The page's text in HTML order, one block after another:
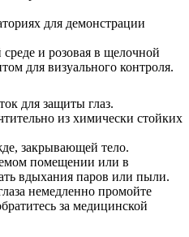
для демонстрации
и розовая в щелочной
для визуального контроля.
для защиты глаз.
из химически стойких
закрывающей тело.
помещении или в
вдыхания паров или пыли.
немедленно промойте
за медицинской